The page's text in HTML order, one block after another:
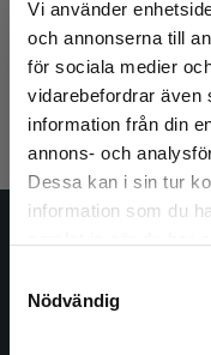
Vi använder
och annonserna till
för sociala medier
vidarebefordrar även
information från din
annons- och
Dessa kan i sin tur
information som du
Nödvändig
Det verkar som
Vi erbjuder inte
att kunna slutföra
Silén, C - Bolander
Exkl. moms: 354 kr
Studentlitteratur